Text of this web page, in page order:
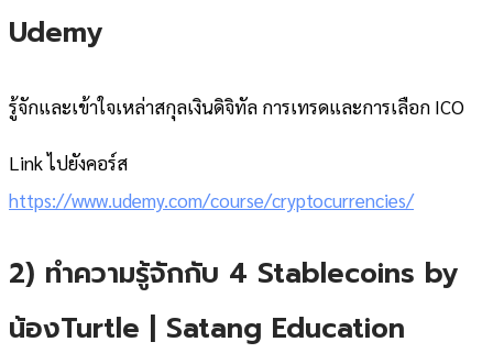
Udemy
รู้จักและเข้าใจเหล่าสกุลเงินดิจิทัล การเทรดและการเลือก ICO
Link ไปยังคอร์ส
https://www.udemy.com/course/cryptocurrencies/
2) ทำความรู้จักกับ 4 Stablecoins by
น้องTurtle | Satang Education